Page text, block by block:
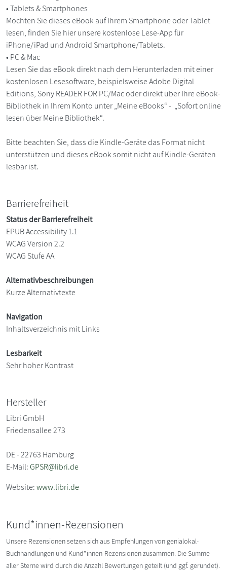
• Tablets & Smartphones
Möchten Sie dieses eBook auf Ihrem Smartphone oder Tablet
lesen, finden Sie hier unsere kostenlose Lese-App für
iPhone/iPad und Android Smartphone/Tablets.
• PC & Mac
Lesen Sie das eBook direkt nach dem Herunterladen mit einer
kostenlosen Lesesoftware, beispielsweise Adobe Digital
Editions, Sony READER FOR PC/Mac oder direkt über Ihre eBook-
Bibliothek in Ihrem Konto unter „Meine eBooks“ - „Sofort online
lesen über Meine Bibliothek“.
Bitte beachten Sie, dass die Kindle-Geräte das Format nicht
unterstützen und dieses eBook somit nicht auf Kindle-Geräten
lesbar ist.
Barrierefreiheit
Status der Barrierefreiheit
EPUB Accessibility 1.1
WCAG Version 2.2
WCAG Stufe AA
Alternativbeschreibungen
Kurze Alternativtexte
Navigation
Inhaltsverzeichnis mit Links
Lesbarkeit
Sehr hoher Kontrast
Hersteller
Libri GmbH
Friedensallee 273
DE - 22763 Hamburg
E-Mail:GPSR@libri.de
Website:www.libri.de
Kund*innen-Rezensionen
Unsere Rezensionen setzen sich aus Empfehlungen von genialokal-
Buchhandlungen und Kund*innen-Rezensionen zusammen. Die Summe
aller Sterne wird durch die Anzahl Bewertungen geteilt (und ggf. gerundet).